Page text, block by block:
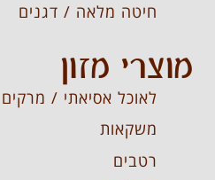
חיטה מלאה / דגנים
מוצרי מזון
לאוכל אסיאתי / מרקים
משקאות
רטבים